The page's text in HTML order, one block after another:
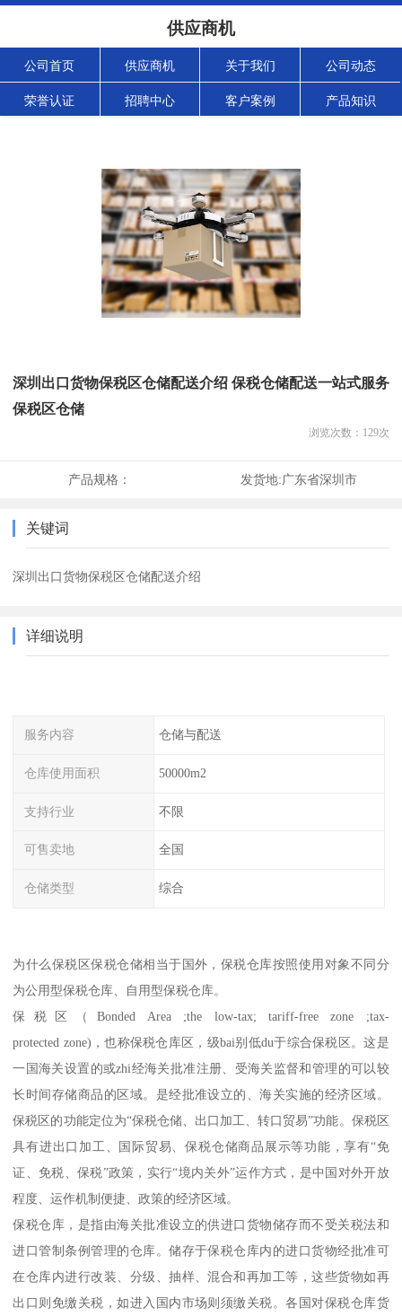
供应商机
公司首页 供应商机 关于我们 公司动态
荣誉认证 招聘中心 客户案例 产品知识
深圳出口货物保税区仓储配送介绍 保税仓储配送一站式服务
保税区仓储
浏览次数： 129次
产品规格： 发货地:广东省深圳市
关键词
深圳出口货物保税区仓储配送介绍
详细说明
服务内容 仓储与配送
仓库使用面积 50000m2
支持行业 不限
可售卖地 全国
仓储类型 综合
为什么保税区保税仓储相当于国外，保税仓库按照使用对象不同分
为公用型保税仓库、自用型保税仓库。
保税区（Bonded Area ;the low-tax; tariff-free zone ;tax-
protected zone)，也称保税仓库区，级bai别低du于综合保税区。这是
一国海关设置的或zhi经海关批准注册、受海关监督和管理的可以较
长时间存储商品的区域。是经批准设立的、海关实施的经济区域。
保税区的功能定位为“保税仓储、出口加工、转口贸易”功能。保税区
具有进出口加工、国际贸易、保税仓储商品展示等功能，享有“免
证、免税、保税”政策，实行“境内关外”运作方式，是中国对外开放
程度、运作机制便捷、政策的经济区域。
保税仓库，是指由海关批准设立的供进口货物储存而不受关税法和
进口管制条例管理的仓库。储存于保税仓库内的进口货物经批准可
在仓库内进行改装、分级、抽样、混合和再加工等，这些货物如再
出口则免缴关税，如进入国内市场则须缴关税。各国对保税仓库货